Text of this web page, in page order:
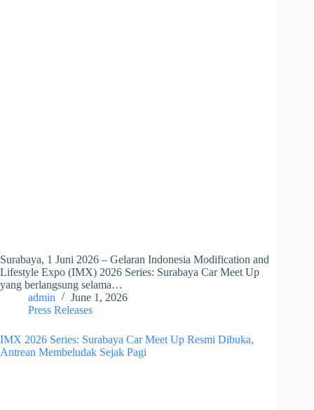
Surabaya, 1 Juni 2026 – Gelaran Indonesia Modification and
Lifestyle Expo (IMX) 2026 Series: Surabaya Car Meet Up
yang berlangsung selama…
admin
June 1, 2026
Press Releases
IMX 2026 Series: Surabaya Car Meet Up Resmi Dibuka,
Antrean Membeludak Sejak Pagi